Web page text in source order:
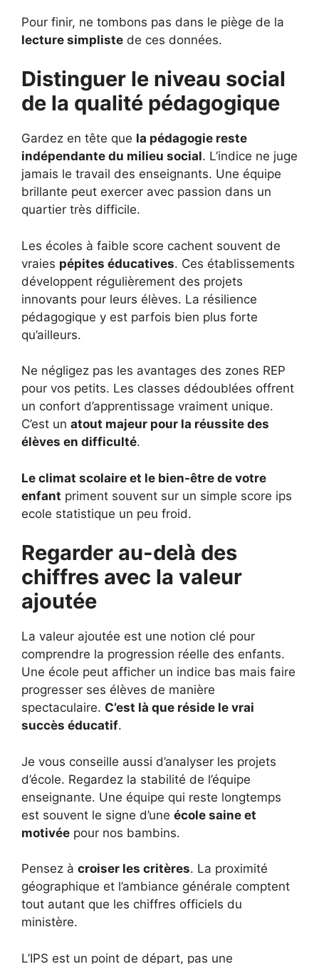
Pour finir, ne tombons pas dans le piège de la
lecture simpliste de ces données.
Distinguer le niveau social
de la qualité pédagogique
Gardez en tête que la pédagogie reste
indépendante du milieu social. L’indice ne juge
jamais le travail des enseignants. Une équipe
brillante peut exercer avec passion dans un
quartier très difficile.
Les écoles à faible score cachent souvent de
vraies pépites éducatives. Ces établissements
développent régulièrement des projets
innovants pour leurs élèves. La résilience
pédagogique y est parfois bien plus forte
qu’ailleurs.
Ne négligez pas les avantages des zones REP
pour vos petits. Les classes dédoublées offrent
un confort d’apprentissage vraiment unique.
C’est un atout majeur pour la réussite des
élèves en difficulté.
Le climat scolaire et le bien-être de votre
enfant priment souvent sur un simple score ips
ecole statistique un peu froid.
Regarder au-delà des
chiffres avec la valeur
ajoutée
La valeur ajoutée est une notion clé pour
comprendre la progression réelle des enfants.
Une école peut afficher un indice bas mais faire
progresser ses élèves de manière
spectaculaire. C’est là que réside le vrai
succès éducatif.
Je vous conseille aussi d’analyser les projets
d’école. Regardez la stabilité de l’équipe
enseignante. Une équipe qui reste longtemps
est souvent le signe d’une école saine et
motivée pour nos bambins.
Pensez à croiser les critères. La proximité
géographique et l’ambiance générale comptent
tout autant que les chiffres officiels du
ministère.
L’IPS est un point de départ, pas une